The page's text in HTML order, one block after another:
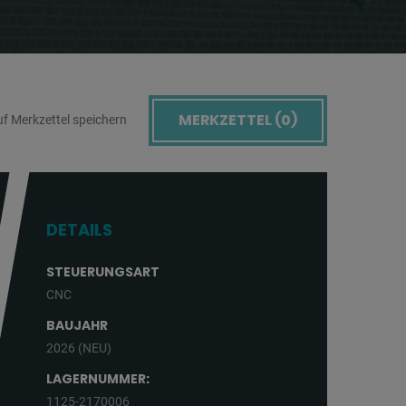
Merkzettel speichern MERKZETTEL (0)
DETAILS
STEUERUNGSART
CNC
BAUJAHR
2026 (NEU)
LAGERNUMMER:
1125-2170006